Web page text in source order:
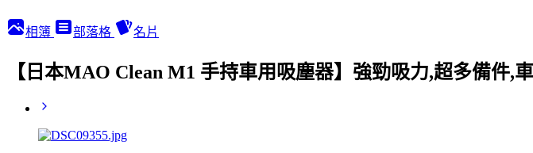
相簿 部落格 名片
【日本MAO Clean M1 手持車用吸塵器】強勁吸力,超多備件,